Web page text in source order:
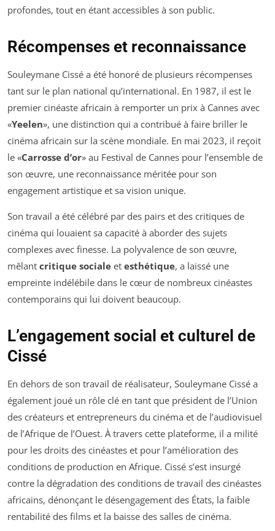
profondes, tout en étant accessibles à son public.
Récompenses et reconnaissance
Souleymane Cissé a été honoré de plusieurs récompenses
tant sur le plan national qu’international. En 1987, il est le
premier cinéaste africain à remporter un prix à Cannes avec
«Yeelen», une distinction qui a contribué à faire briller le
cinéma africain sur la scène mondiale. En mai 2023, il reçoit
le «Carrosse d’or» au Festival de Cannes pour l’ensemble de
son œuvre, une reconnaissance méritée pour son
engagement artistique et sa vision unique.
Son travail a été célébré par des pairs et des critiques de
cinéma qui louaient sa capacité à aborder des sujets
complexes avec finesse. La polyvalence de son œuvre,
mêlant critique sociale et esthétique, a laissé une
empreinte indélébile dans le cœur de nombreux cinéastes
contemporains qui lui doivent beaucoup.
L’engagement social et culturel de
Cissé
En dehors de son travail de réalisateur, Souleymane Cissé a
également joué un rôle clé en tant que président de l’Union
des créateurs et entrepreneurs du cinéma et de l’audiovisuel
de l’Afrique de l’Ouest. À travers cette plateforme, il a milité
pour les droits des cinéastes et pour l’amélioration des
conditions de production en Afrique. Cissé s’est insurgé
contre la dégradation des conditions de travail des cinéastes
africains, dénonçant le désengagement des États, la faible
rentabilité des films et la baisse des salles de cinéma.